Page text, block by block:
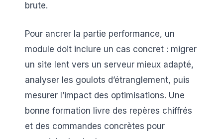
brute.
Pour ancrer la partie performance, un
module doit inclure un cas concret : migrer
un site lent vers un serveur mieux adapté,
analyser les goulots d’étranglement, puis
mesurer l’impact des optimisations. Une
bonne formation livre des repères chiffrés
et des commandes concrètes pour